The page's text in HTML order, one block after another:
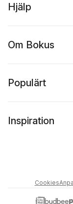
Hjälp
Om Bokus
Populärt
Inspiration
Cookies